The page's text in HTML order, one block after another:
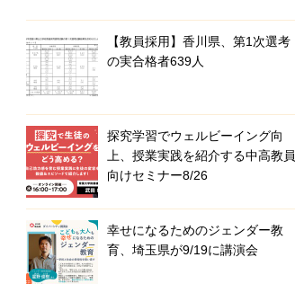
【教員採用】香川県、第1次選考
の実合格者639人
探究学習でウェルビーイング向
上、授業実践を紹介する中高教員
向けセミナー8/26
幸せになるためのジェンダー教
育、埼玉県が9/19に講演会